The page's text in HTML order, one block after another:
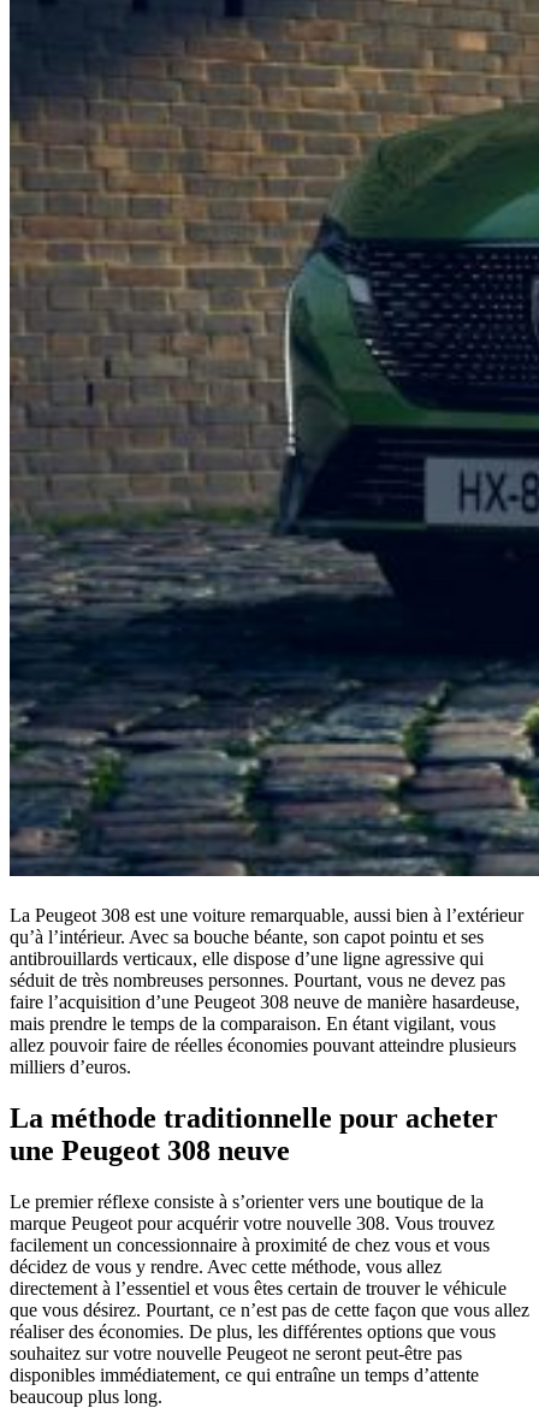
La Peugeot 308 est une voiture remarquable, aussi bien à l’extérieur
qu’à l’intérieur. Avec sa bouche béante, son capot pointu et ses
antibrouillards verticaux, elle dispose d’une ligne agressive qui
séduit de très nombreuses personnes. Pourtant, vous ne devez pas
faire l’acquisition d’une Peugeot 308 neuve de manière hasardeuse,
mais prendre le temps de la comparaison. En étant vigilant, vous
allez pouvoir faire de réelles économies pouvant atteindre plusieurs
milliers d’euros.
La méthode traditionnelle pour acheter
une Peugeot 308 neuve
Le premier réflexe consiste à s’orienter vers une boutique de la
marque Peugeot pour acquérir votre nouvelle 308. Vous trouvez
facilement un concessionnaire à proximité de chez vous et vous
décidez de vous y rendre. Avec cette méthode, vous allez
directement à l’essentiel et vous êtes certain de trouver le véhicule
que vous désirez. Pourtant, ce n’est pas de cette façon que vous allez
réaliser des économies. De plus, les différentes options que vous
souhaitez sur votre nouvelle Peugeot ne seront peut-être pas
disponibles immédiatement, ce qui entraîne un temps d’attente
beaucoup plus long.